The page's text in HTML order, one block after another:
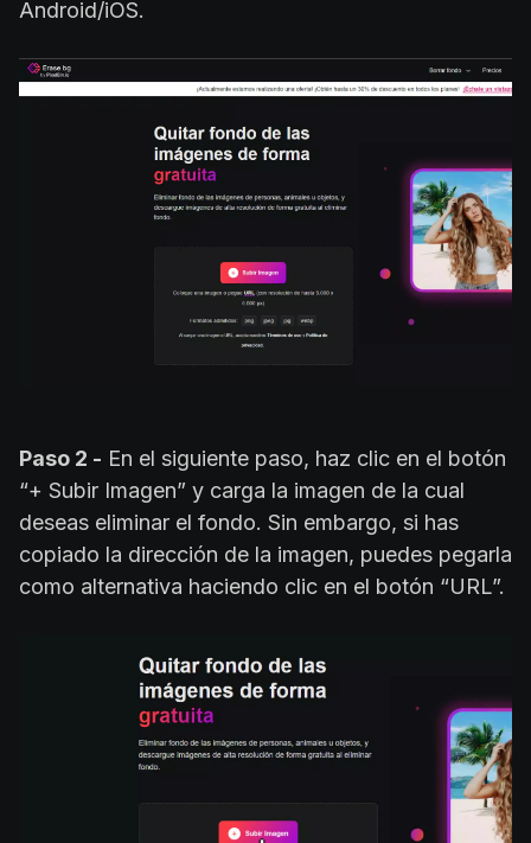
Android/iOS.
Paso 2 - En el siguiente paso, haz clic en el botón
“+ Subir Imagen” y carga la imagen de la cual
deseas eliminar el fondo. Sin embargo, si has
copiado la dirección de la imagen, puedes pegarla
como alternativa haciendo clic en el botón “URL”.